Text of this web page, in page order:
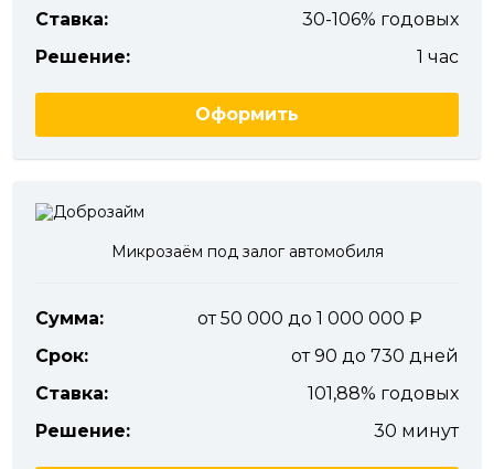
Ставка:
30-106% годовых
Решение:
1 час
Оформить
Микрозаём под залог автомобиля
Сумма:
от 50 000 до 1 000 000
Срок:
от 90 до 730 дней
Ставка:
101,88% годовых
Решение:
30 минут